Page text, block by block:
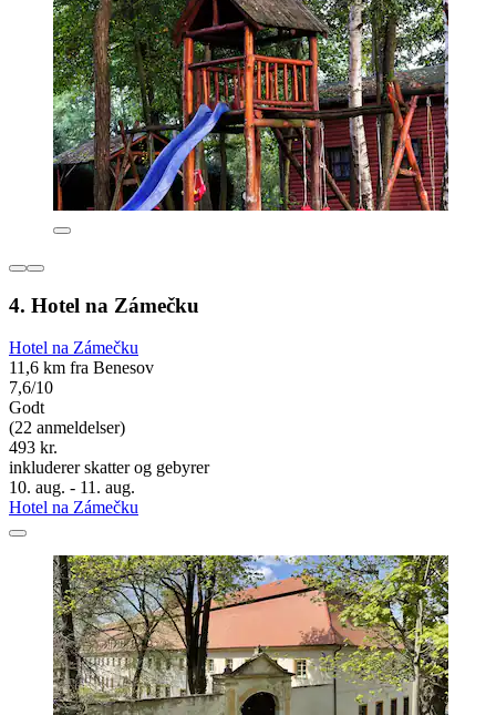
4. Hotel na Zámečku
Hotel na Zámečku
11,6 km fra Benesov
7,6/10
Godt
(22 anmeldelser)
493 kr.
inkluderer skatter og gebyrer
10. aug. - 11. aug.
Hotel na Zámečku